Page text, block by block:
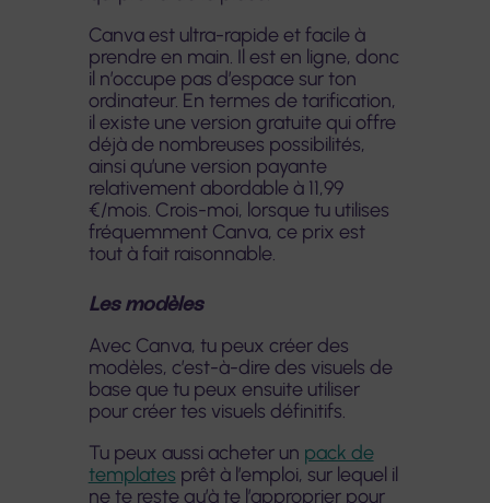
Canva est ultra-rapide et facile à
prendre en main. Il est en ligne, donc
il n’occupe pas d’espace sur ton
ordinateur. En termes de tarification,
il existe une version gratuite qui offre
déjà de nombreuses possibilités,
ainsi qu’une version payante
relativement abordable à 11,99
€/mois. Crois-moi, lorsque tu utilises
fréquemment Canva, ce prix est
tout à fait raisonnable.
Les modèles
Avec Canva, tu peux créer des
modèles, c’est-à-dire des visuels de
base que tu peux ensuite utiliser
pour créer tes visuels définitifs.
Tu peux aussi acheter un pack de
templates prêt à l’emploi, sur lequel il
ne te reste qu’à te l’approprier pour